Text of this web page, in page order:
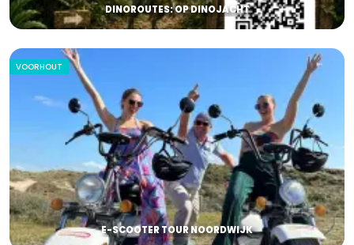
DINOROUTES: OP DINOJACHT
VOORHOUT
E-SCOOTER TOUR NOORDWIJK